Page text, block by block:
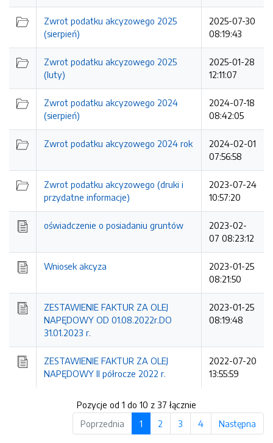
Zwrot podatku akcyzowego 2025
(sierpień)
2025-07-30
08:19:43
Zwrot podatku akcyzowego 2025
(luty)
2025-01-28
12:11:07
Zwrot podatku akcyzowego 2024
(sierpień)
2024-07-18
08:42:05
Zwrot podatku akcyzowego 2024 rok
2024-02-01
07:56:58
Zwrot podatku akcyzowego (druki i
przydatne informacje)
2023-07-24
10:57:20
oświadczenie o posiadaniu gruntów
2023-02-
07 08:23:12
Wniosek akcyza
2023-01-25
08:21:50
ZESTAWIENIE FAKTUR ZA OLEJ
NAPĘDOWY OD 01.08.2022r.DO
31.01.2023 r.
2023-01-25
08:19:48
ZESTAWIENIE FAKTUR ZA OLEJ
NAPĘDOWY II półrocze 2022 r.
2022-07-20
13:55:59
Pozycje od 1 do 10 z 37 łącznie
Poprzednia
1 2 3 4 Następna